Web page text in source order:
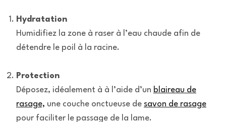
Hydratation
Humidifiez la zone à raser à l’eau chaude afin de
détendre le poil à la racine.
Protection
Déposez, idéalement à à l’aide d’un blaireau de
rasage, une couche onctueuse de savon de rasage
pour faciliter le passage de la lame.